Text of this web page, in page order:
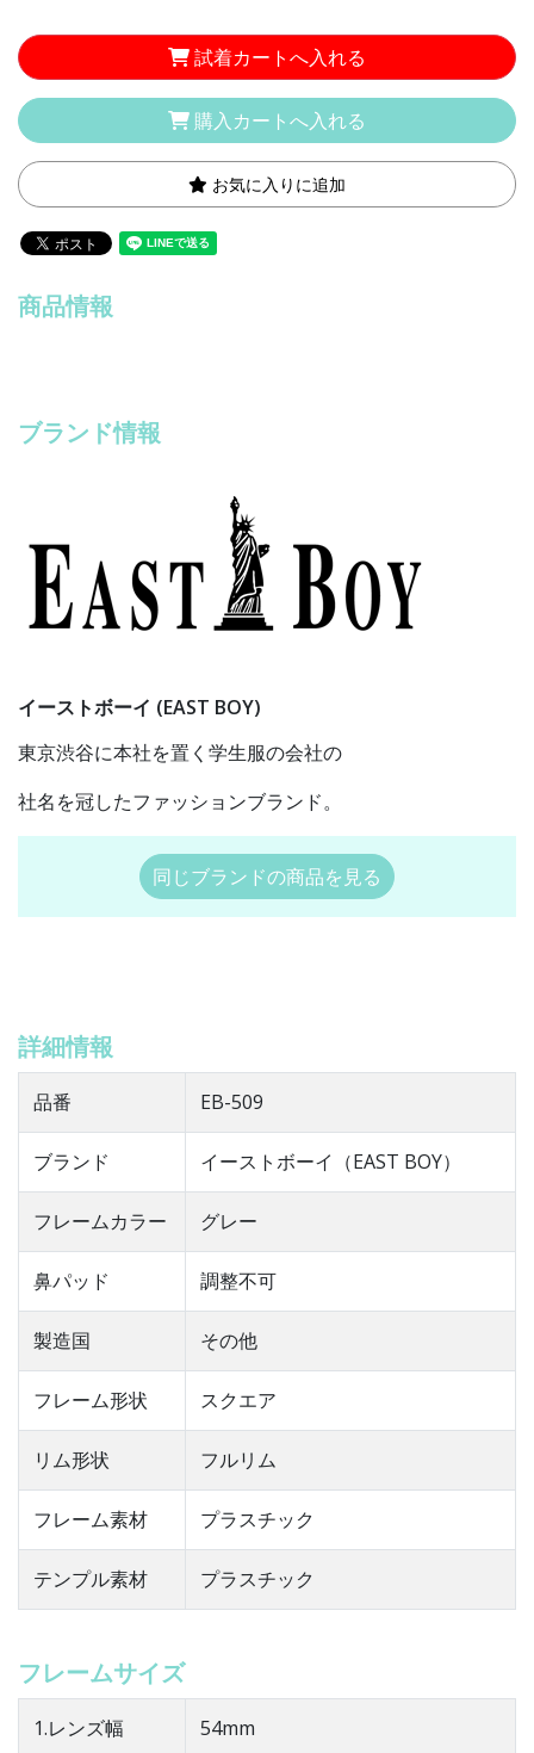
試着カートへ入れる
購入カートへ入れる
お気に入りに追加
商品情報
ブランド情報
イーストボーイ (EAST BOY)
東京渋谷に本社を置く学生服の会社の
社名を冠したファッションブランド。
同じブランドの商品を見る
詳細情報
品番 EB-509
ブランド イーストボーイ（EAST BOY）
フレームカラー グレー
鼻パッド 調整不可
製造国 その他
フレーム形状 スクエア
リム形状 フルリム
フレーム素材 プラスチック
テンプル素材 プラスチック
フレームサイズ
1.レンズ幅 54mm